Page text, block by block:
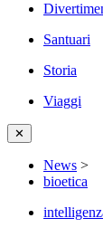
Santuari
Storia
Viaggi
✕
News >
bioetica